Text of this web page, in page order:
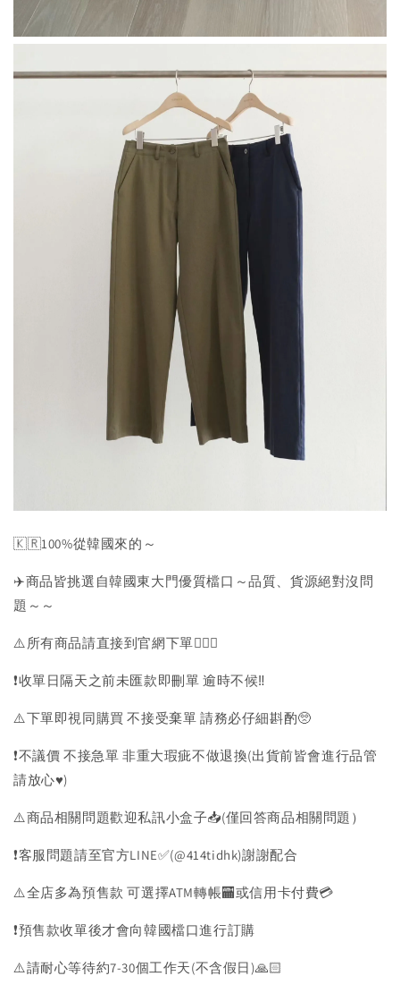
🇰🇷100%從韓國來的～
✈️商品皆挑選自韓國東大門優質檔口～品質、貨源絕對沒問
題～～
⚠️所有商品請直接到官網下單💁🏻‍♀️
❗️收單日隔天之前未匯款即刪單 逾時不候‼️
⚠️下單即視同購買 不接受棄單 請務必仔細斟酌🥺
❗️不議價 不接急單 非重大瑕疵不做退換(出貨前皆會進行品管
請放心♥️)
⚠️商品相關問題歡迎私訊小盒子📥(僅回答商品相關問題）
❗️客服問題請至官方LINE✅(@414tidhk)謝謝配合
⚠️全店多為預售款 可選擇ATM轉帳🏧或信用卡付費💳
❗️預售款收單後才會向韓國檔口進行訂購
⚠️請耐心等待約7-30個工作天(不含假日)🙏🏻